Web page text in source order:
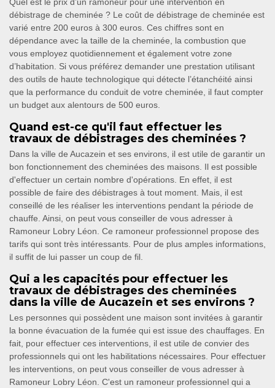
Quel est le prix d’un ramoneur pour une intervention en
débistrage de cheminée ? Le coût de débistrage de cheminée est
varié entre 200 euros à 300 euros. Ces chiffres sont en
dépendance avec la taille de la cheminée, la combustion que
vous employez quotidiennement et également votre zone
d’habitation. Si vous préférez demander une prestation utilisant
des outils de haute technologique qui détecte l’étanchéité ainsi
que la performance du conduit de votre cheminée, il faut compter
un budget aux alentours de 500 euros.
Quand est-ce qu'il faut effectuer les
travaux de débistrages des cheminées ?
Dans la ville de Aucazein et ses environs, il est utile de garantir un
bon fonctionnement des cheminées des maisons. Il est possible
d'effectuer un certain nombre d'opérations. En effet, il est
possible de faire des débistrages à tout moment. Mais, il est
conseillé de les réaliser les interventions pendant la période de
chauffe. Ainsi, on peut vous conseiller de vous adresser à
Ramoneur Lobry Léon. Ce ramoneur professionnel propose des
tarifs qui sont très intéressants. Pour de plus amples informations,
il suffit de lui passer un coup de fil.
Qui a les capacités pour effectuer les
travaux de débistrages des cheminées
dans la ville de Aucazein et ses environs ?
Les personnes qui possèdent une maison sont invitées à garantir
la bonne évacuation de la fumée qui est issue des chauffages. En
fait, pour effectuer ces interventions, il est utile de convier des
professionnels qui ont les habilitations nécessaires. Pour effectuer
les interventions, on peut vous conseiller de vous adresser à
Ramoneur Lobry Léon. C'est un ramoneur professionnel qui a